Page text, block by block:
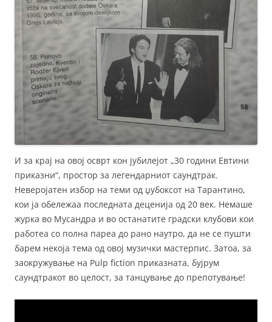
И за крај на овој осврт кон јубилејот „30 години Евтини
приказни“, простор за легендарниот саундтрак.
Неверојатен избор на теми од џубоксот на Тарантино,
кои ја обележаа последната деценија од 20 век. Немаше
журка во Мусандра и во останатите градски клубови кои
работеа со полна пареа до рано наутро, да не се пушти
барем некоја тема од овој музички мастерпис. Затоа, за
заокружување на Pulp fiction приказната, бујрум
саундтракот во целост, за танцување до препотување!